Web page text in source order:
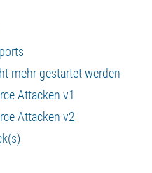
mehr gestartet werden
Attacken v1
Attacken v2